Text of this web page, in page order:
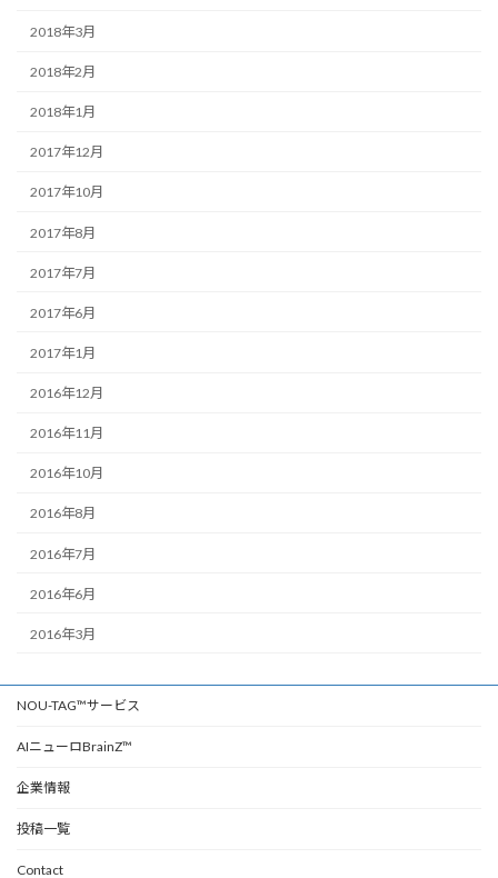
2018年3月
2018年2月
2018年1月
2017年12月
2017年10月
2017年8月
2017年7月
2017年6月
2017年1月
2016年12月
2016年11月
2016年10月
2016年8月
2016年7月
2016年6月
2016年3月
NOU-TAG™サービス
AIニューロBrainZ™
企業情報
投稿一覧
Contact